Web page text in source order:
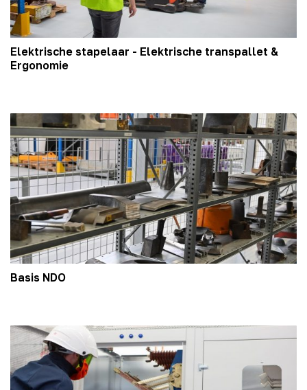
Elektrische stapelaar - Elektrische transpallet &
Ergonomie
Basis NDO